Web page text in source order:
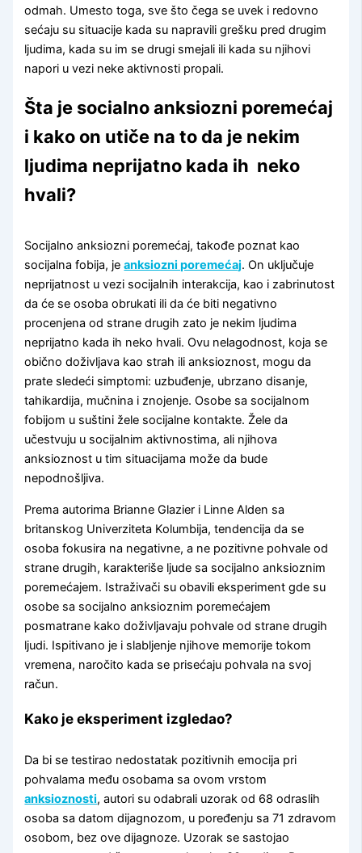
odmah. Umesto toga, sve što čega se uvek i redovno
sećaju su situacije kada su napravili grešku pred drugim
ljudima, kada su im se drugi smejali ili kada su njihovi
napori u vezi neke aktivnosti propali.
Šta je socialno anksiozni poremećaj
i kako on utiče na to da je nekim
ljudima neprijatno kada ih neko
hvali?
Socijalno anksiozni poremećaj, takođe poznat kao
socijalna fobija, jeanksiozni poremećaj. On uključuje
neprijatnost u vezi socijalnih interakcija, kao i zabrinutost
da će se osoba obrukati ili da će biti negativno
procenjena od strane drugih zato je nekim ljudima
neprijatno kada ih neko hvali. Ovu nelagodnost, koja se
obično doživljava kao strah ili anksioznost, mogu da
prate sledeći simptomi: uzbuđenje, ubrzano disanje,
tahikardija, mučnina i znojenje. Osobe sa socijalnom
fobijom u suštini žele socijalne kontakte. Žele da
učestvuju u socijalnim aktivnostima, ali njihova
anksioznost u tim situacijama može da bude
nepodnošljiva.
Prema autorima Brianne Glazier i Linne Alden sa
britanskog Univerziteta Kolumbija, tendencija da se
osoba fokusira na negativne, a ne pozitivne pohvale od
strane drugih, karakteriše ljude sa socijalno anksioznim
poremećajem. Istraživači su obavili eksperiment gde su
osobe sa socijalno anksioznim poremećajem
posmatrane kako doživljavaju pohvale od strane drugih
ljudi. Ispitivano je i slabljenje njihove memorije tokom
vremena, naročito kada se prisećaju pohvala na svoj
račun.
Kako je eksperiment izgledao?
Da bi se testirao nedostatak pozitivnih emocija pri
pohvalama među osobama sa ovom vrstom
anksioznosti, autori su odabrali uzorak od 68 odraslih
osoba sa datom dijagnozom, u poređenju sa 71 zdravom
osobom, bez ove dijagnoze. Uzorak se sastojao